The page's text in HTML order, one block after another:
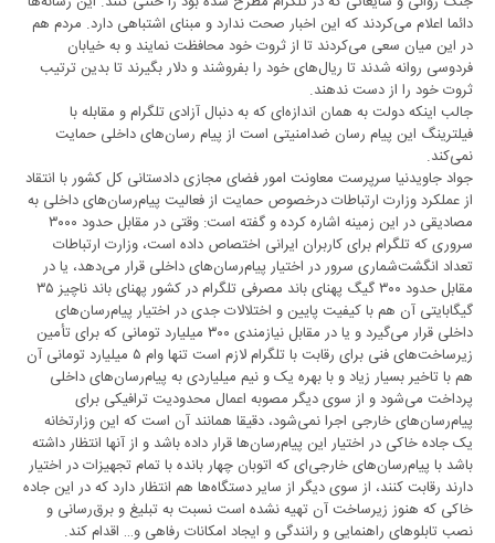
دائما اعلام می‌کردند که این اخبار صحت ندارد و مبنای ‌‌اشتباهی دارد. مردم هم
در این میان سعی می‌کردند تا از ثروت خود محافظت نمایند و به خیابان
فردوسی روانه شدند تا ریال‌های خود را بفروشند و دلار بگیرند تا بدین ترتیب
ثروت خود را از دست ندهند.
جالب اینکه دولت به همان اندازه‌ای که به دنبال آزادی تلگرام و مقابله با
فیلترینگ این پیام رسان ضدامنیتی است از پیام رسان‌های داخلی حمایت
نمی‌کند.
جواد جاویدنیا سرپرست معاونت امور فضای مجازی دادستانی کل کشور با انتقاد
از عملکرد وزارت ارتباطات درخصوص حمایت از فعالیت پیام‌رسان‌های داخلی به
مصادیقی در این زمینه ‌اشاره کرده و گفته است: وقتی در مقابل حدود ۳۰۰۰
سروری که تلگرام برای کاربران ایرانی اختصاص داده است، وزارت ارتباطات
تعداد انگشت‌شماری سرور در اختیار پیام‌رسان‌های داخلی قرار می‌دهد، یا در
مقابل حدود ۳۰۰ گیگ پهنای باند مصرفی تلگرام در کشور پهنای باند ناچیز ۳۵
گیگابایتی آن هم با کیفیت پایین و اختلالات جدی در اختیار پیام‌رسان‌های
داخلی قرار می‌گیرد و یا در مقابل نیازمندی ۳۰۰ میلیارد تومانی که برای تأمین
زیرساخت‌های فنی برای رقابت با تلگرام لازم است تنها وام ۵ میلیارد تومانی آن
هم با تاخیر بسیار زیاد و با بهره یک و نیم میلیاردی به پیام‌رسان‌های داخلی
پرداخت می‌شود و از سوی دیگر مصوبه اعمال محدودیت ترافیکی برای
پیام‌رسان‌های خارجی اجرا نمی‌شود، دقیقا همانند آن است که این وزارتخانه
یک جاده خاکی در اختیار این پیام‌رسان‌ها قرار داده باشد و از آنها انتظار داشته
باشد با پیام‌رسان‌های خارجی‌ای که اتوبان چهار بانده با تمام تجهیزات در اختیار
دارند رقابت کنند، از سوی دیگر از سایر دستگاه‌ها هم انتظار دارد که در این جاده
خاکی که هنوز زیرساخت آن تهیه نشده است نسبت به تبلیغ و برق‌رسانی و
نصب تابلو‌های راهنمایی و رانندگی و ایجاد امکانات رفاهی و… اقدام کند.